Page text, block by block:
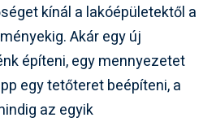
kínál a lakóépületektől a
Akár egy új
építeni, egy mennyezetet
egy tetőteret beépíteni, a
az egyik